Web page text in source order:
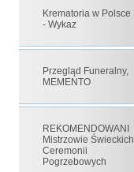
Krematoria w Polsce
- Wykaz
Przegląd Funeralny,
MEMENTO
REKOMENDOWANI
Mistrzowie Świeckich
Ceremonii
Pogrzebowych